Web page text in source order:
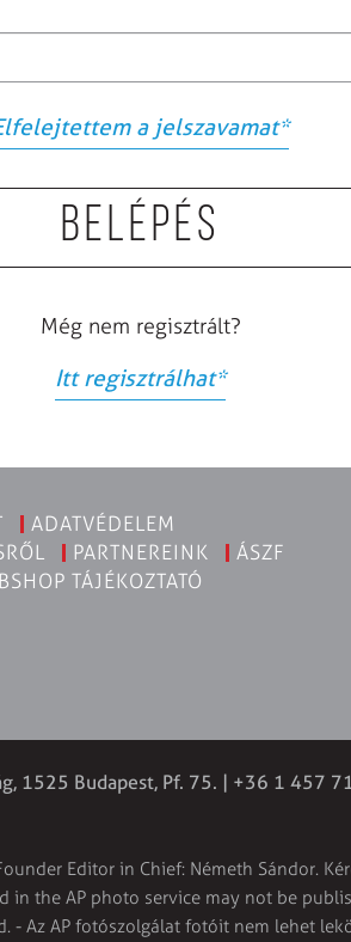
a jelszavamat*
Belépés
Még nem regisztrált?
Itt regisztrálhat*
ADATVÉDELEM
PARTNEREINK
ÁSZF
TÁJÉKOZTATÓ
1525 Budapest, Pf. 75. | +36 1 457
Editor in Chief: Németh Sándor.
in the AP photo service may not be
- Az AP fotószolgálat fotóit nem lehet